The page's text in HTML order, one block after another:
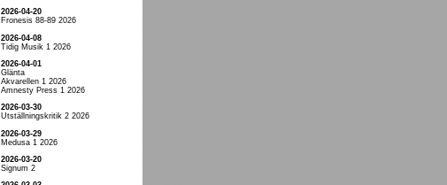
2026-04-20
Fronesis 88-89 2026
2026-04-08
Tidig Musik 1 2026
2026-04-01
Glänta
Akvarellen 1 2026
Amnesty Press 1 2026
2026-03-30
Utställningskritik 2 2026
2026-03-29
Medusa 1 2026
2026-03-20
Signum 2